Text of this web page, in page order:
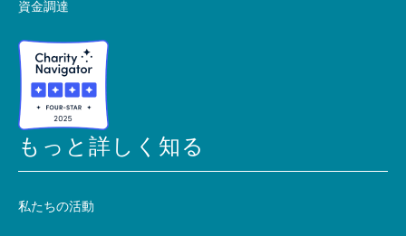
資金調達
もっと詳しく知る
私たちの活動